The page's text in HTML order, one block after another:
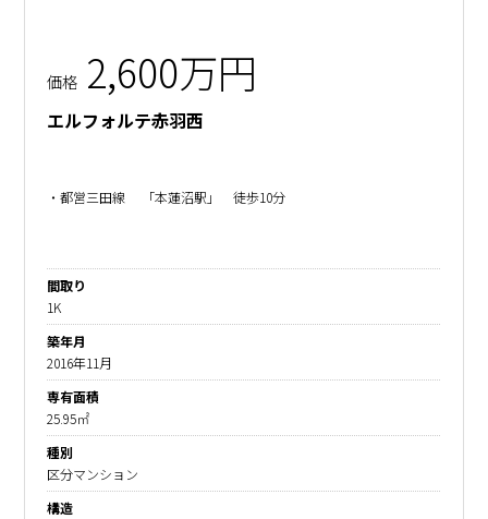
価格 2,600万円
エルフォルテ赤羽西
・都営三田線 「本蓮沼駅」 徒歩10分
間取り
1K
築年月
2016年11月
専有面積
25.95㎡
種別
区分マンション
構造